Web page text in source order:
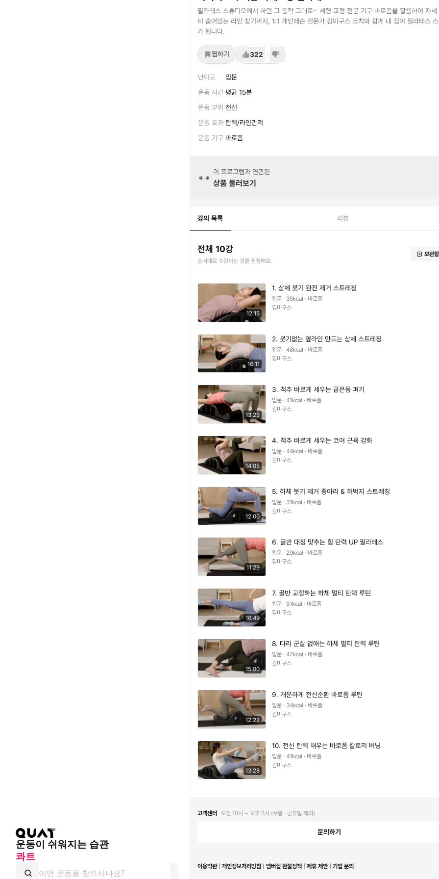
운동이 쉬워지는 습관
콰트
필라테스 스튜디오에서 하던 그 동작 그대로~ 체형 교정 전문 기구 바로폼을 활용하여 자세
터 숨어있는 라인 찾기까지, 1:1 개인레슨 전문가 김미구스 코치와 함께 내 집이 필라테스
가 됩니다.
찜하기 322
난이도
입문
운동 시간 평균 15분
운동 부위 전신
운동 효과 탄력/라인관리
운동 기구 바로폼
이 프로그램과 연관된
상품 둘러보기
강의 목록 리뷰
전체 10강
순서대로 수강하는 것을 권장해요.
보관
12:15
1. 상체 붓기 완전 제거 스트레칭
입문 · 35kcal · 바로폼
김미구스
16:11
2. 붓기없는 옆라인 만드는 상체 스트레칭
입문 · 48kcal · 바로폼
김미구스
13:25
3. 척추 바르게 세우는 굽은등 펴기
입문 · 41kcal · 바로폼
김미구스
14:05
4. 척추 바르게 세우는 코어 근육 강화
입문 · 44kcal · 바로폼
김미구스
12:00
5. 하체 붓기 제거 종아리 & 허벅지 스트레칭
입문 · 31kcal · 바로폼
김미구스
11:29
6. 골반 대칭 맞추는 힙 탄력 UP 필라테스
입문 · 29kcal · 바로폼
김미구스
16:49
7. 골반 교정하는 하체 멀티 탄력 루틴
입문 · 51kcal · 바로폼
김미구스
15:00
8. 다리 군살 없애는 하체 멀티 탄력 루틴
입문 · 47kcal · 바로폼
김미구스
12:22
9. 개운하게 전신순환 바로폼 루틴
입문 · 34kcal · 바로폼
김미구스
13:28
10. 전신 탄력 채우는 바로폼 칼로리 버닝
입문 · 41kcal · 바로폼
김미구스
고객센터 오전 10시 ~ 오후 5시 (주말 ∙ 공휴일 제외)
문의하기
이용약관 개인정보처리방침 멤버십 환불정책 제휴 제안 기업 문의